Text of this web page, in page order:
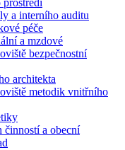
a interního auditu
péče
a mzdové
bezpečnostní
architekta
metodik vnitřního
činností a obecní